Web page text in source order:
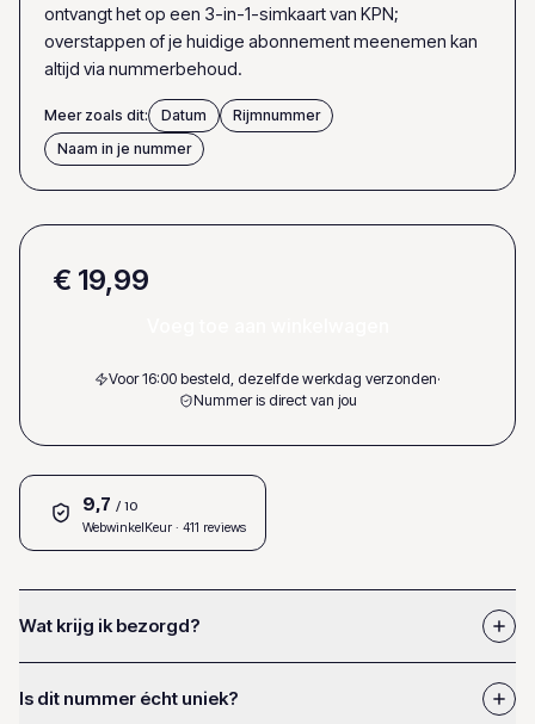
ontvangt het op een 3-in-1-simkaart van KPN;
overstappen of je huidige abonnement meenemen kan
altijd via nummerbehoud.
Meer zoals dit: Datum
Rijmnummer
Naam in je nummer
€ 19,99
Voor 16:00 besteld, dezelfde werkdag verzonden·
Nummer is direct van jou
9,7 / 10
WebwinkelKeur · 411 reviews
Wat krijg ik bezorgd?
Is dit nummer écht uniek?